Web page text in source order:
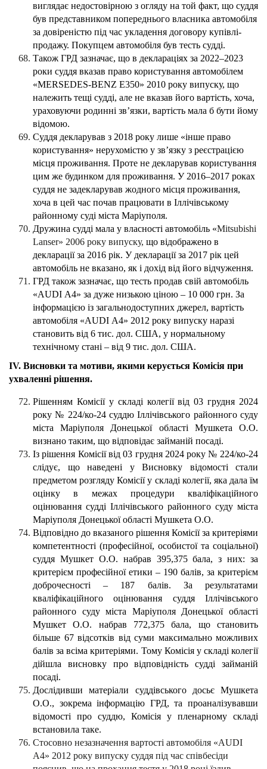
виглядає недостовірною з огляду на той факт, що суддя
був представником попереднього власника автомобіля
за довіреністю під час укладення договору купівлі-
продажу. Покупцем автомобіля був тесть судді.
Також ГРД зазначає, що в деклараціях за 2022–2023
роки суддя вказав право користування автомобілем
«MERSEDES-BENZ Е350» 2010 року випуску, що
належить тещі судді, але не вказав його вартість, хоча,
ураховуючи родинні зв’язки, вартість мала б бути йому
відомою.
Суддя декларував з 2018 року лише «інше право
користування» нерухомістю у зв’язку з реєстрацією
місця проживання. Проте не декларував користування
цим же будинком для проживання. У 2016–2017 роках
суддя не задекларував жодного місця проживання,
хоча в цей час почав працювати в Іллічівському
районному суді міста Маріуполя.
Дружина судді мала у власності автомобіль «Mitsubishi
Lanser» 2006 року випуску, що відображено в
декларації за 2016 рік. У декларації за 2017 рік цей
автомобіль не вказано, як і дохід від його відчуження.
ГРД також зазначає, що тесть продав свій автомобіль
«AUDI А4» за дуже низькою ціною – 10 000 грн. За
інформацією із загальнодоступних джерел, вартість
автомобіля «AUDI А4» 2012 року випуску наразі
становить від 6 тис. дол. США, у нормальному
технічному стані – від 9 тис. дол. США.
ІV. Висновки та мотиви, якими керується Комісія при
ухваленні рішення.
Рішенням Комісії у складі колегії від 03 грудня 2024
року № 224/ко-24 суддю Іллічівського районного суду
міста Маріуполя Донецької області Мушкета О.О.
визнано таким, що відповідає займаній посаді.
Із рішення Комісії від 03 грудня 2024 року № 224/ко-24
слідує, що наведені у Висновку відомості стали
предметом розгляду Комісії у складі колегії, яка дала їм
оцінку в межах процедури кваліфікаційного
оцінювання судді Іллічівського районного суду міста
Маріуполя Донецької області Мушкета О.О.
Відповідно до вказаного рішення Комісії за критеріями
компетентності (професійної, особистої та соціальної)
суддя Мушкет О.О. набрав 395,375бала, з них: за
критерієм професійної етики – 190 балів, за критерієм
доброчесності
– 187 балів.
За результатами
кваліфікаційного оцінювання суддя Іллічівського
районного суду міста Маріуполя Донецької області
Мушкет О.О. набрав 772,375 бала, що становить
більше 67 відсотків від суми максимально можливих
балів за всіма критеріями. Тому Комісія у складі колегії
дійшла висновку про відповідність судді займаній
посаді.
Дослідивши матеріали суддівського досьє Мушкета
О.О., зокрема інформацію ГРД, та проаналізувавши
відомості про суддю, Комісія у пленарному складі
встановила таке.
Стосовно незазначення вартості автомобіля «AUDI
А4» 2012 року випуску суддя під час співбесіди